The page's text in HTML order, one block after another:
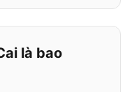
là bao